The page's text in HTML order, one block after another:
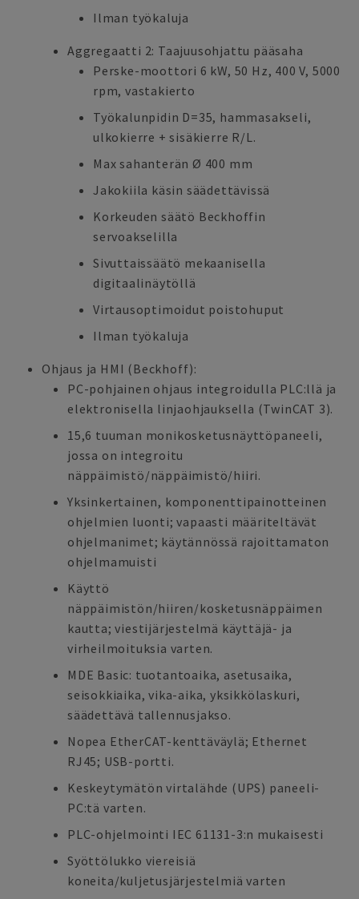
Ilman työkaluja
Aggregaatti 2: Taajuusohjattu pääsaha
Perske-moottori 6 kW, 50 Hz, 400 V, 5000
rpm, vastakierto
Työkalunpidin D=35, hammasakseli,
ulkokierre + sisäkierre R/L.
Max sahanterän Ø 400 mm
Jakokiila käsin säädettävissä
Korkeuden säätö Beckhoffin
servoakselilla
Sivuttaissäätö mekaanisella
digitaalinäytöllä
Virtausoptimoidut poistohuput
Ilman työkaluja
Ohjaus ja HMI (Beckhoff):
PC-pohjainen ohjaus integroidulla PLC:llä ja
elektronisella linjaohjauksella (TwinCAT 3).
15,6 tuuman monikosketusnäyttöpaneeli,
jossa on integroitu
näppäimistö/näppäimistö/hiiri.
Yksinkertainen, komponenttipainotteinen
ohjelmien luonti; vapaasti määriteltävät
ohjelmanimet; käytännössä rajoittamaton
ohjelmamuisti
Käyttö
näppäimistön/hiiren/kosketusnäppäimen
kautta; viestijärjestelmä käyttäjä- ja
virheilmoituksia varten.
MDE Basic: tuotantoaika, asetusaika,
seisokkiaika, vika-aika, yksikkölaskuri,
säädettävä tallennusjakso.
Nopea EtherCAT-kenttäväylä; Ethernet
RJ45; USB-portti.
Keskeytymätön virtalähde (UPS) paneeli-
PC:tä varten.
PLC-ohjelmointi IEC 61131-3:n mukaisesti
Syöttölukko viereisiä
koneita/kuljetusjärjestelmiä varten